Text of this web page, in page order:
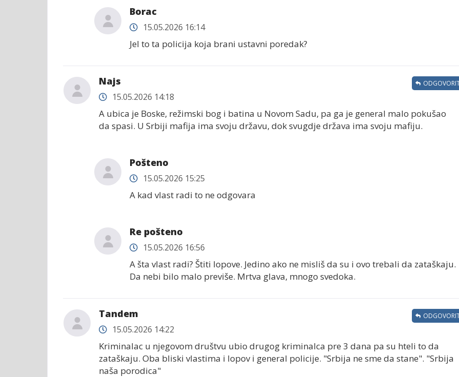
Borac
15.05.2026 16:14
Jel to ta policija koja brani ustavni poredak?
Najs
15.05.2026 14:18
A ubica je Boske, režimski bog i batina u Novom Sadu, pa ga je general malo pokušao
da spasi. U Srbiji mafija ima svoju državu, dok svugdje država ima svoju mafiju.
Pošteno
15.05.2026 15:25
A kad vlast radi to ne odgovara
Re pošteno
15.05.2026 16:56
A šta vlast radi? Štiti lopove. Jedino ako ne misliš da su i ovo trebali da zataškaju.
Da nebi bilo malo previše. Mrtva glava, mnogo svedoka.
Tandem
15.05.2026 14:22
Kriminalac u njegovom društvu ubio drugog kriminalca pre 3 dana pa su hteli to da
zataškaju. Oba bliski vlastima i lopov i general policije. "Srbija ne sme da stane". "Srbija
naša porodica"